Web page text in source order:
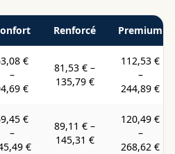
Renforcé Premium
€
–
€
81,53 € –
135,79 €
112,53 €
–
244,89 €
€
–
€
89,11 € –
145,31 €
120,49 €
–
268,62 €